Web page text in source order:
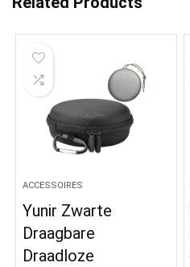
ACCESSOIRES
Yunir Zwarte
Draagbare
Draadloze